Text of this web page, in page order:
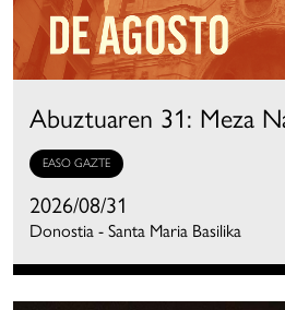
Abuztuaren 31: Meza
EASO GAZTE
2026/08/31
Donostia - Santa Maria Basilika